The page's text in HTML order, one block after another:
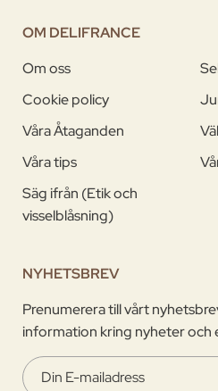
OM DELIFRANCE
Om oss
Cookie policy
Våra Åtaganden
Våra tips
Säg ifrån (Etik och
visselblåsning)
NYHETSBREV
Prenumerera till vårt
information kring nyheter och